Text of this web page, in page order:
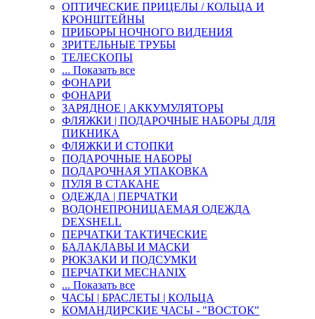
ОПТИЧЕСКИЕ ПРИЦЕЛЫ / КОЛЬЦА И
КРОНШТЕЙНЫ
ПРИБОРЫ НОЧНОГО ВИДЕНИЯ
ЗРИТЕЛЬНЫЕ ТРУБЫ
ТЕЛЕСКОПЫ
... Показать все
ФОНАРИ
ФОНАРИ
ЗАРЯДНОЕ | АККУМУЛЯТОРЫ
ФЛЯЖКИ | ПОДАРОЧНЫЕ НАБОРЫ ДЛЯ
ПИКНИКА
ФЛЯЖКИ И СТОПКИ
ПОДАРОЧНЫЕ НАБОРЫ
ПОДАРОЧНАЯ УПАКОВКА
ПУЛЯ В СТАКАНЕ
ОДЕЖДА | ПЕРЧАТКИ
ВОДОНЕПРОНИЦАЕМАЯ ОДЕЖДА
DEXSHELL
ПЕРЧАТКИ ТАКТИЧЕСКИЕ
БАЛАКЛАВЫ И МАСКИ
РЮКЗАКИ И ПОДСУМКИ
ПЕРЧАТКИ MECHANIX
... Показать все
ЧАСЫ | БРАСЛЕТЫ | КОЛЬЦА
КОМАНДИРСКИЕ ЧАСЫ - "ВОСТОК"